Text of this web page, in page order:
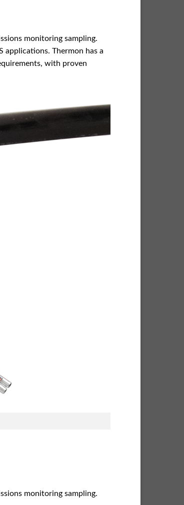
monitoring sampling.
applications. Thermon has a
with proven
monitoring sampling.